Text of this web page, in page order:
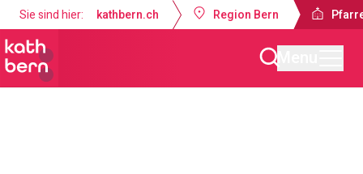
Sie sind hier: kathbern.ch Region Bern